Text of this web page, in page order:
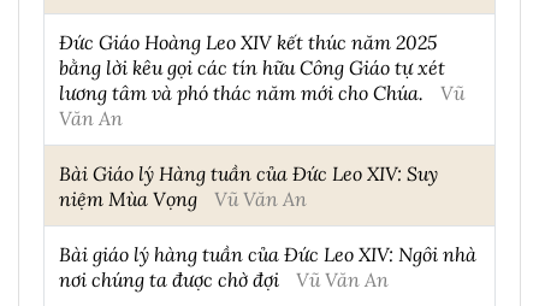
Đức Giáo Hoàng Leo XIV kết thúc năm 2025
bằng lời kêu gọi các tín hữu Công Giáo tự xét
lương tâm và phó thác năm mới cho Chúa.
Vũ
Văn An
Bài Giáo lý Hàng tuần của Đức Leo XIV: Suy
niệm Mùa Vọng
Vũ Văn An
Bài giáo lý hàng tuần của Đức Leo XIV: Ngôi nhà
nơi chúng ta được chờ đợi
Vũ Văn An